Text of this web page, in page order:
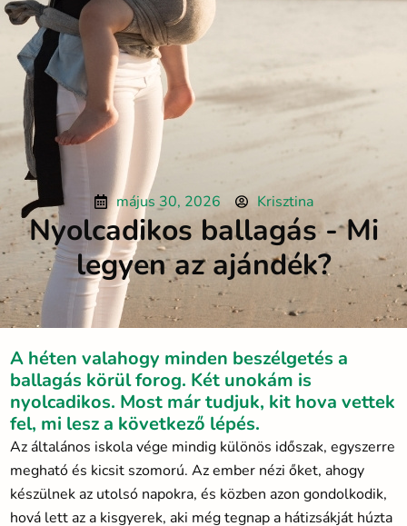
május 30, 2026 Krisztina
Nyolcadikos ballagás - Mi
legyen az ajándék?
A héten valahogy minden beszélgetés a
ballagás körül forog. Két unokám is
nyolcadikos. Most már tudjuk, kit hova vettek
fel, mi lesz a következő lépés.
Az általános iskola vége mindig különös időszak, egyszerre
megható és kicsit szomorú. Az ember nézi őket, ahogy
készülnek az utolsó napokra, és közben azon gondolkodik,
hová lett az a kisgyerek, aki még tegnap a hátizsákját húzta